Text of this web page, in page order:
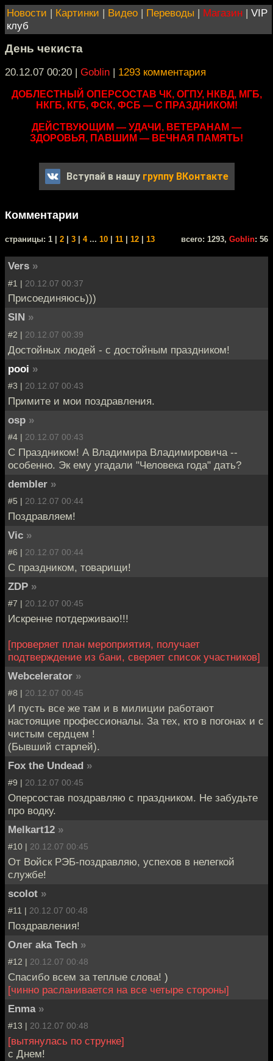
Новости | Картинки | Видео | Переводы | Магазин | VIP
клуб
День чекиста
20.12.07 00:20 | Goblin | 1293 комментария
ДОБЛЕСТНЫЙ ОПЕРСОСТАВ ЧК, ОГПУ, НКВД, МГБ,
НКГБ, КГБ, ФСК, ФСБ — С ПРАЗДНИКОМ!
ДЕЙСТВУЮЩИМ — УДАЧИ, ВЕТЕРАНАМ —
ЗДОРОВЬЯ, ПАВШИМ — ВЕЧНАЯ ПАМЯТЬ!
Вступай в нашу группу ВКонтакте
Комментарии
cтраницы: 1 | 2 3 4... 10 11 12 13 всего: 1293, Goblin: 56
Vers »
#1 | 20.12.07 00:37
Присоединяюсь)))
SIN »
#2 | 20.12.07 00:39
Достойных людей - с достойным праздником!
pooi »
#3 | 20.12.07 00:43
Примите и мои поздравления.
osp »
#4 | 20.12.07 00:43
С Праздником! А Владимира Владимировича --
особенно. Эк ему угадали "Человека года" дать?
dembler »
#5 | 20.12.07 00:44
Поздравляем!
Vic »
#6 | 20.12.07 00:44
С праздником, товарищи!
ZDP »
#7 | 20.12.07 00:45
Искренне потдерживаю!!!
[проверяет план мероприятия, получает
подтверждение из бани, сверяет список участников]
Webcelerator »
#8 | 20.12.07 00:45
И пусть все же там и в милиции работают
настоящие профессионалы. За тех, кто в погонах и с
чистым сердцем !
(Бывший старлей).
Fox the Undead »
#9 | 20.12.07 00:45
Оперсостав поздравляю с праздником. Не забудьте
про водку.
Melkart12 »
#10 | 20.12.07 00:45
От Войск РЭБ-поздравляю, успехов в нелегкой
службе!
scolot »
#11 | 20.12.07 00:48
Поздравления!
Олег aka Tech »
#12 | 20.12.07 00:48
Спасибо всем за теплые слова! )
[чинно расланивается на все четыре стороны]
Enma »
#13 | 20.12.07 00:48
[вытянулась по струнке]
с Днем!